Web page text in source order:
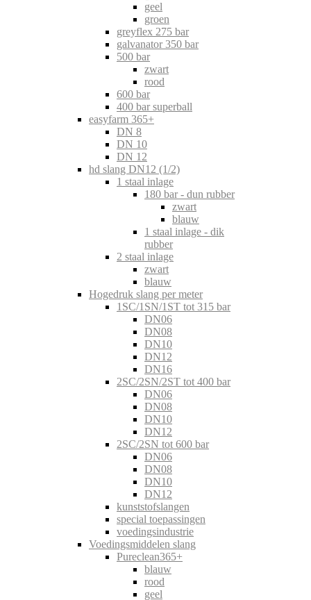
geel
groen
greyflex 275 bar
galvanator 350 bar
500 bar
zwart
rood
600 bar
400 bar superball
easyfarm 365+
DN 8
DN 10
DN 12
hd slang DN12 (1/2)
1 staal inlage
180 bar - dun rubber
zwart
blauw
1 staal inlage - dik
rubber
2 staal inlage
zwart
blauw
Hogedruk slang per meter
1SC/1SN/1ST tot 315 bar
DN06
DN08
DN10
DN12
DN16
2SC/2SN/2ST tot 400 bar
DN06
DN08
DN10
DN12
2SC/2SN tot 600 bar
DN06
DN08
DN10
DN12
kunststofslangen
special toepassingen
voedingsindustrie
Voedingsmiddelen slang
Pureclean365+
blauw
rood
geel